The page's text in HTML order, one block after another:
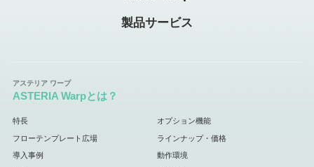
製品サービス
ASTERIA Warpとは？
特長 オプション機能
フローテンプレート広場 ラインナップ・価格
導入事例 動作環境